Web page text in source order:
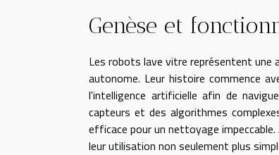
Genèse et
Les robots lave vitre représentent une
autonome. Leur histoire commence
l'intelligence artificielle afin de
capteurs et des algorithmes
efficace pour un nettoyage
leur utilisation non seulement plus